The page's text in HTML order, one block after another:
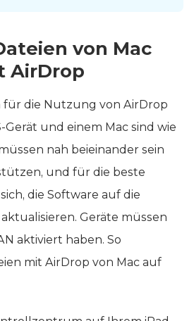
von Mac
AirDrop
die Nutzung von AirDrop
Gerät und einem Mac sind wie
nah beieinander sein
und für die beste
die Software auf die
Geräte müssen
aktiviert haben. So
mit AirDrop von Mac auf